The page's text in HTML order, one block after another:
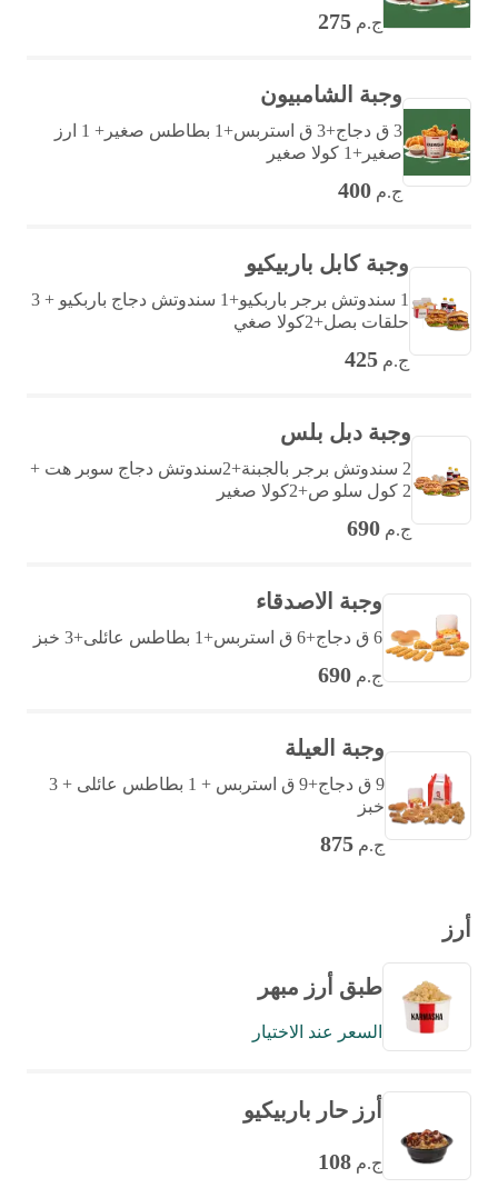
ج.م 275
وجبة الشامبيون
3 ق دجاج+3 ق استربس+1 بطاطس صغير+ 1 ارز
صغير+1 كولا صغير
ج.م 400
وجبة كابل باربيكيو
1 سندوتش برجر باربكيو+1 سندوتش دجاج باربكيو + 3
حلقات بصل+2كولا صغي
ج.م 425
وجبة دبل بلس
2 سندوتش برجر بالجبنة+2سندوتش دجاج سوبر هت +
2 كول سلو ص+2كولا صغير
ج.م 690
وجبة الاصدقاء
6 ق دجاج+6 ق استربس+1 بطاطس عائلى+3 خبز
ج.م 690
وجبة العيلة
9 ق دجاج+9 ق استربس + 1 بطاطس عائلى + 3
خبز
ج.م 875
أرز
طبق أرز مبهر
السعر عند الاختيار
أرز حار باربيكيو
ج.م 108